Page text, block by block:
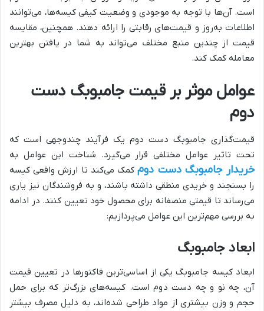
است. آن‌ها با توجه به موجودی و وضعیت کیفی کیسه‌ها، می‌توانند
اطلاعات به‌روز و قیمت‌های رقابتی را ارائه دهند. همچنین، مقایسه
قیمت از چندین منبع مختلف می‌تواند به شما در یافتن بهترین
معامله کمک کند.
عوامل موثر بر قیمت جامبوبگ دست
دوم
قیمت‌گذاری جامبوبگ دست دوم یک فرآیند چندوجهی است که
تحت تاثیر عوامل مختلفی قرار می‌گیرد. شناخت این عوامل به
خریدار جامبوبگ دست دومکمک می‌کند تا ارزش واقعی کیسه
را بسنجند و خریدی منطقی داشته باشند، و به فروشندگان نیز یاری
می‌رساند تا قیمتی منصفانه برای محصول خود تعیین کنند. در ادامه
به بررسی مهم‌ترین این عوامل می‌پردازیم:
ابعاد جامبوبگ
ابعاد کیسه جامبوبگ یکی از اساسی‌ترین فاکتورها در تعیین قیمت
آن، چه نو و چه دست دوم است. کیسه‌های بزرگ‌تر که برای حمل
حجم و وزن بیشتری از مواد طراحی شده‌اند، به دلیل مصرف بیشتر